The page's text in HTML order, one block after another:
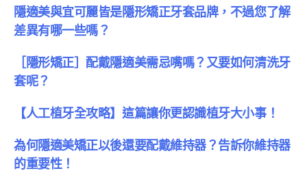
隱適美與宜可麗皆是隱形矯正牙套品牌，不過您了解
差異有哪一些嗎？
［隱形矯正］配戴隱適美需忌嘴嗎？又要如何清洗牙
套呢？
【人工植牙全攻略】這篇讓你更認識植牙大小事！
為何隱適美矯正以後還要配戴維持器？告訴你維持器
的重要性！